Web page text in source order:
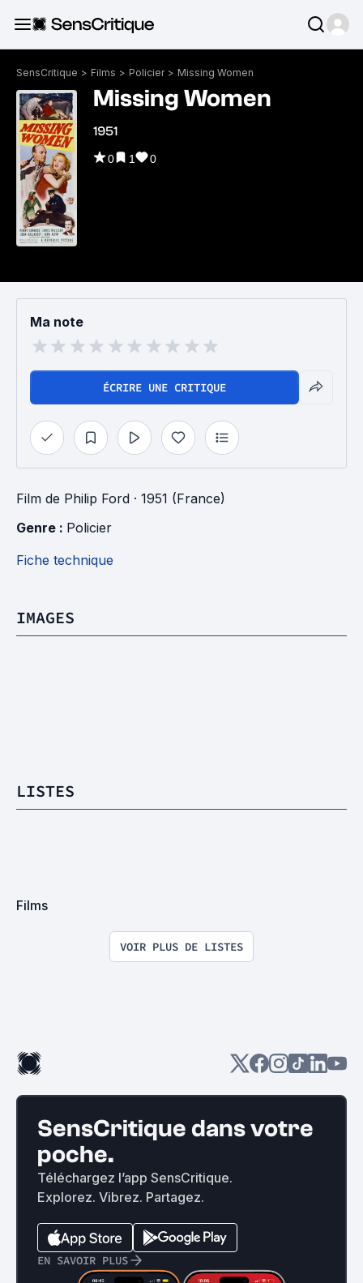
SensCritique > Films > Policier > Missing Women
Missing Women
1951
0 1 0
Ma note
ÉCRIRE UNE CRITIQUE
Film de Philip Ford · 1951 (France)
Genre : Policier
Fiche technique
IMAGES
LISTES
Films
VOIR PLUS DE LISTES
SensCritique dans votre
poche.
Téléchargez l’app SensCritique.
Explorez. Vibrez. Partagez.
EN SAVOIR PLUS